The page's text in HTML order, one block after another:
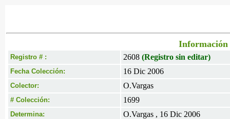
Información
Registro # : 2608 (Registro sin editar)
Fecha Colección: 16 Dic 2006
Colector: O.Vargas
# Colección: 1699
Determina: O.Vargas , 16 Dic 2006